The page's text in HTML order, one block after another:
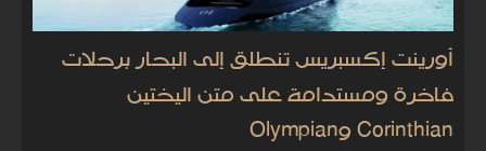
أورينت إكسبريس تنطلق إلى البحار برحلات
فاخرة ومستدامة على متن اليختين
Corinthian وOlympian